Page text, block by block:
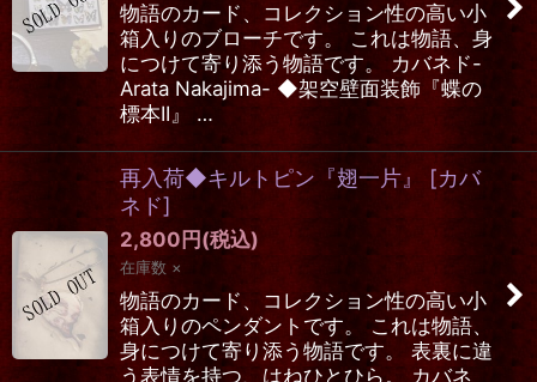
物語のカード、コレクション性の高い小
箱入りのブローチです。 これは物語、身
につけて寄り添う物語です。 カバネド-
Arata Nakajima- ◆架空壁面装飾『蝶の
標本II』 …
再入荷◆キルトピン『翅一片』 [カバ
ネド]
2,800 円 (税込)
在庫数 ×
物語のカード、コレクション性の高い小
箱入りのペンダントです。 これは物語、
身につけて寄り添う物語です。 表裏に違
う表情を持つ、はねひとひら。 カバネ